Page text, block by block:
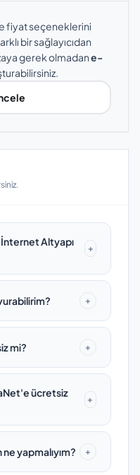
fiyat seçeneklerini
bir sağlayıcıdan
gerek olmadane-
Altyapı
+
+
mi? +
ücretsiz
+
yapmalıyım? +